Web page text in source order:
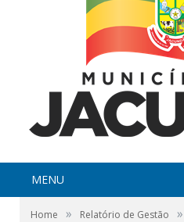
MENU
Home » Relatório de Gestão »